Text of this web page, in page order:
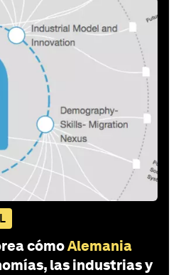
cómoAlemania
las industrias y